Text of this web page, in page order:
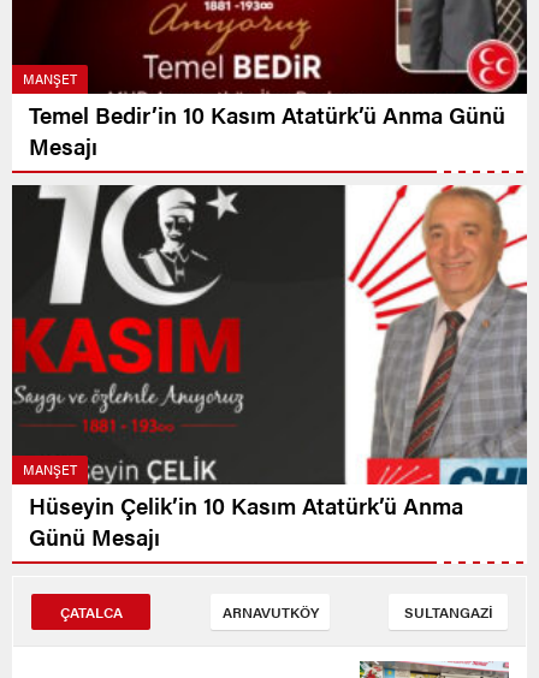
MANŞET
Temel Bedir’in 10 Kasım Atatürk’ü Anma Günü
Mesajı
MANŞET
Hüseyin Çelik’in 10 Kasım Atatürk’ü Anma
Günü Mesajı
ÇATALCA ARNAVUTKÖY SULTANGAZİ